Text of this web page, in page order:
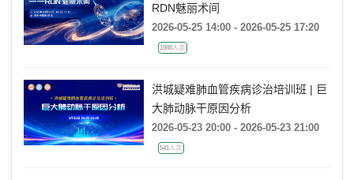
RDN魅丽术间
2026-05-25 14:00 - 2026-05-25 17:20
1988人次
洪城疑难肺血管疾病诊治培训班 | 巨
大肺动脉干原因分析
2026-05-23 20:00 - 2026-05-23 21:00
541人次